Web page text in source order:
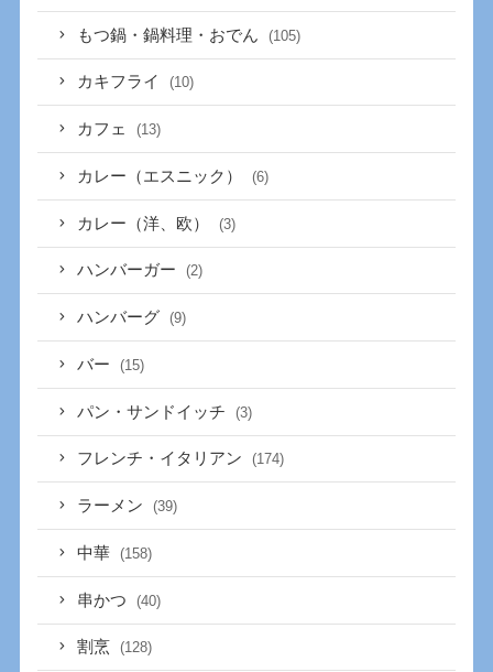
もつ鍋・鍋料理・おでん (105)
カキフライ (10)
カフェ (13)
カレー（エスニック） (6)
カレー（洋、欧） (3)
ハンバーガー (2)
ハンバーグ (9)
バー (15)
パン・サンドイッチ (3)
フレンチ・イタリアン (174)
ラーメン (39)
中華 (158)
串かつ (40)
割烹 (128)